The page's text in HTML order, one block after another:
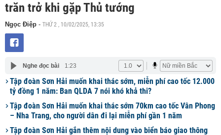
trăn trở khi gặp Thủ tướng
Ngọc Điệp - THỨ 2 , 10/02/2025, 13:35
Nghe đọc bài 1:23
Tập đoàn Sơn Hải muốn khai thác sớm, miễn phí cao tốc 12.000
tỷ đồng 1 năm: Ban QLDA 7 nói khó khả thi?
Tập đoàn Sơn Hải muốn khai thác sớm 70km cao tốc Vân Phong
– Nha Trang, cho người dân đi lại miễn phí gần 1 năm
Tập đoàn Sơn Hải gắn thêm nội dung vào biển báo giao thông